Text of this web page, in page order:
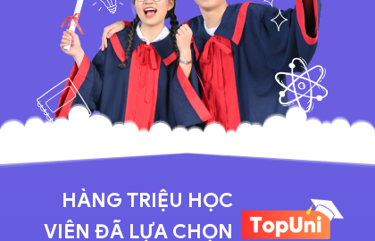
HÀNG TRIỆU HỌC
VIÊN ĐÃ LỰA CHỌN